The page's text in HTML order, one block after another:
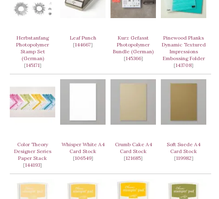
Herbstanfang
Photopolymer
Stamp Set
(German)
[145171]
Leaf Punch
[144667]
Kurz Gefasst
Photopolymer
Bundle (German)
[145366]
Pinewood Planks
Dynamic Textured
Impressions
Embossing Folder
[143708]
Color Theory
Designer Series
Paper Stack
[144193]
Whisper White A4
Card Stock
[106549]
Crumb Cake A4
Card Stock
[121685]
Soft Suede A4
Card Stock
[119982]